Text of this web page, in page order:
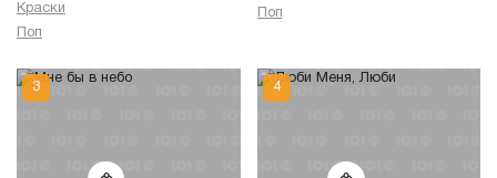
Краски
Поп
Поп